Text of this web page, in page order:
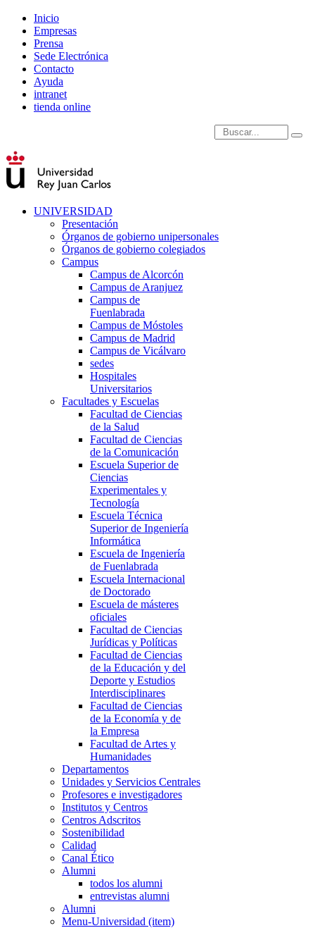
Inicio
Empresas
Prensa
Sede Electrónica
Contacto
Ayuda
intranet
tienda online
Introduce términos de
UNIVERSIDAD
Presentación
Órganos de gobierno unipersonales
Órganos de gobierno colegiados
Campus
Campus de Alcorcón
Campus de Aranjuez
Campus de
Fuenlabrada
Campus de Móstoles
Campus de Madrid
Campus de Vicálvaro
sedes
Hospitales
Universitarios
Facultades y Escuelas
Facultad de Ciencias
de la Salud
Facultad de Ciencias
de la Comunicación
Escuela Superior de
Ciencias
Experimentales y
Tecnología
Escuela Técnica
Superior de Ingeniería
Informática
Escuela de Ingeniería
de Fuenlabrada
Escuela Internacional
de Doctorado
Escuela de másteres
oficiales
Facultad de Ciencias
Jurídicas y Políticas
Facultad de Ciencias
de la Educación y del
Deporte y Estudios
Interdisciplinares
Facultad de Ciencias
de la Economía y de
la Empresa
Facultad de Artes y
Humanidades
Departamentos
Unidades y Servicios Centrales
Profesores e investigadores
Institutos y Centros
Centros Adscritos
Sostenibilidad
Calidad
Canal Ético
Alumni
todos los alumni
entrevistas alumni
Alumni
Menu-Universidad (item)